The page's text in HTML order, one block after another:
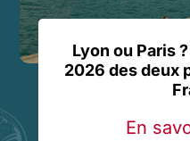
Lyon ou Paris
2026 des deux
En